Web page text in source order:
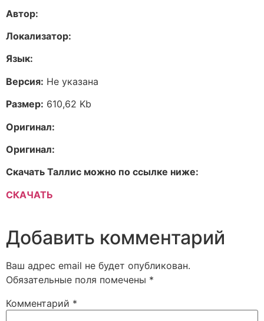
Автор:
Локализатор:
Язык:
Версия: Не указана
Размер: 610,62 Kb
Оригинал:
Оригинал:
Скачать Таллис можно по ссылке ниже:
СКАЧАТЬ
Добавить комментарий
Ваш адрес email не будет опубликован.
Обязательные поля помечены *
Комментарий *